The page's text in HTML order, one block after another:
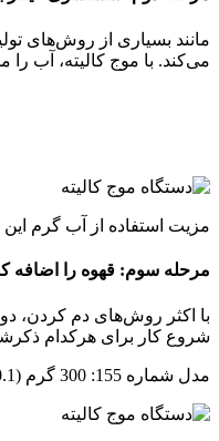
مانند بسیاری از روش‌های
می‌کند. با موج کالیته، آب
مزیت استفاده از آب گرم
مرحله سوم: قهوه را اضافه
شروع کار برای هرکدام
مدل شماره 155: 300 گرم (10.1 اونس) آب و 17-18 گرم قهوه.